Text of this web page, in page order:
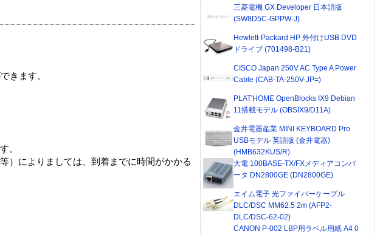
きます。
。
）によりましては、到着までに時間がかかる
三菱電機 GX Developer 日本語版
(SW8D5C-GPPW-J)
Hewlett-Packard HP 外付けUSB DVD
ドライブ (701498-B21)
CISCO Japan 250V AC Type A Power
Cable (CAB-TA-250V-JP=)
PLAT'HOME OpenBlocks IX9 Debian
11搭載モデル (OBSIX9/D11A)
金井電器産業 MINI KEYBOARD Pro
USBモデル 英語版 (金井電器)
(HMB632KUS/R)
大電 100BASE-TX/FXメディアコンバ
ータ DN2800GE (DN2800GE)
エイム電子 光ファイバーケーブル
DLC/DSC MM62.5 2m (AFP2-
DLC/DSC-62-02)
CANON P-002 LBP用ラベル用紙 A4 0